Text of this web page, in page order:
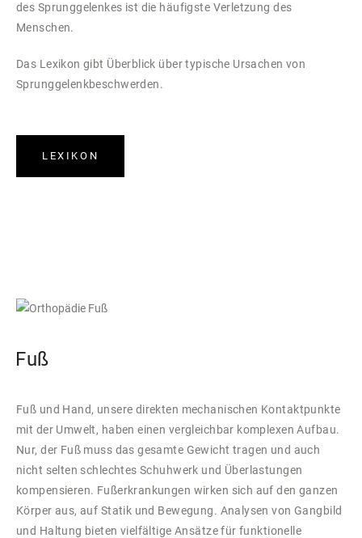
des Sprunggelenkes ist die häufigste Verletzung des
Menschen.
Das Lexikon gibt Überblick über typische Ursachen von
Sprunggelenkbeschwerden.
LEXIKON
Fuß
Fuß und Hand, unsere direkten mechanischen Kontaktpunkte
mit der Umwelt, haben einen vergleichbar komplexen Aufbau.
Nur, der Fuß muss das gesamte Gewicht tragen und auch
nicht selten schlechtes Schuhwerk und Überlastungen
kompensieren. Fußerkrankungen wirken sich auf den ganzen
Körper aus, auf Statik und Bewegung. Analysen von Gangbild
und Haltung bieten vielfältige Ansätze für funktionelle